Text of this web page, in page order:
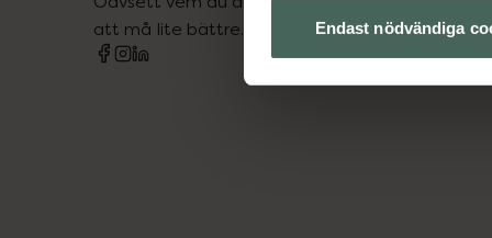
Endast nödvändiga
att må lite bättre. Välkommen att prata med